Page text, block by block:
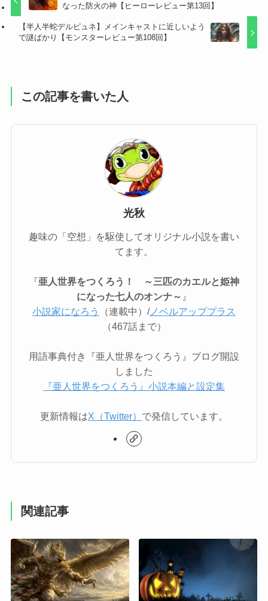
なった防火の神【ヒーローレビュー第13回】
【半人半蛇デルピュネ】メインキャストに近しいよう
で謎ばかり【モンスターレビュー第108回】
この記事を書いた人
光秋
趣味の「空想」を駆使してオリジナル小説を書い
てます。
『亜人世界をつくろう！ ～三匹のカエルと姫神
になった七人のオンナ～ 』
小説家になろう
（連載中）/ノベルアッププラス
（467話まで）
用語事典付き『亜人世界をつくろう』ブログ開設
しました
『亜人世界をつくろう』小説本編と設定集
更新情報はX（Twitter） で発信しています。
関連記事